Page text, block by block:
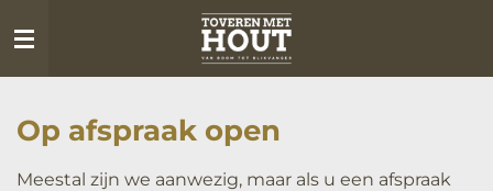
direct
naar
hoofdinhoud
Op afspraak open
Meestal zijn we aanwezig, maar als u een afspraak